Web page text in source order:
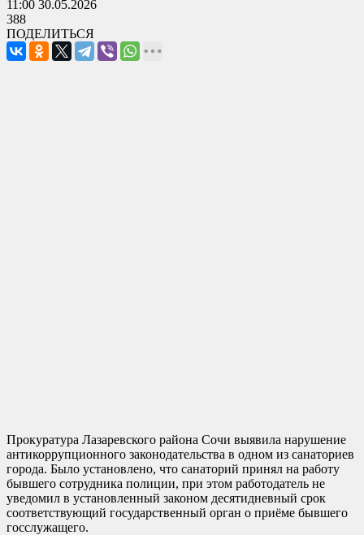
11:00 30.05.2026
388
ПОДЕЛИТЬСЯ
Прокуратура Лазаревского района Сочи выявила нарушение
антикоррупционного законодательства в одном из санаториев
города. Было установлено, что санаторий принял на работу
бывшего сотрудника полиции, при этом работодатель не
уведомил в установленный законом десятидневный срок
соответствующий государственный орган о приёме бывшего
госслужащего.